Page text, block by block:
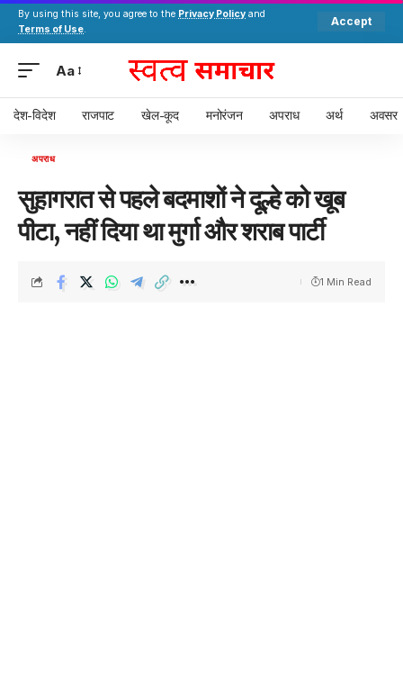
By using this site, you agree to the Privacy Policy and
Terms of Use.
Accept
Aa
देश-विदेश राजपाट खेल-कूद मनोरंजन अपराध अर्थ अवसर
अपराध
सुहागरात से पहले बदमाशों ने दूल्हे को खूब
पीटा, नहीं दिया था मुर्गा और शराब पार्टी
1 Min Read